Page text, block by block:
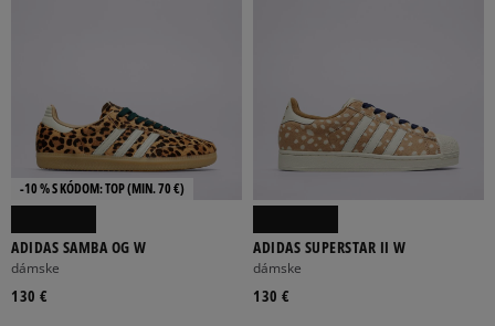
-10 % S KÓDOM: TOP (MIN. 70 €)
ADIDAS SAMBA OG W
dámske
130 €
ADIDAS SUPERSTAR II W
dámske
130 €